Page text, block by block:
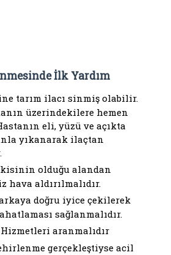
İlk Yardım
tarım ilacı sinmiş olabilir.
üzerindekilere hemen
eli, yüzü ve açıkta
yıkanarak ilaçtan
olduğu alandan
hava aldırılmalıdır.
arkaya doğru iyice çekilerek
sağlanmalıdır.
Hizmetleri aranmalıdır
gerçekleştiyse acil